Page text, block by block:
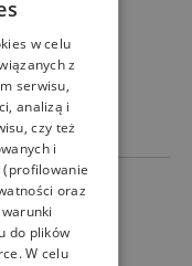
w celu
z
serwisu,
analizą i
czy też
i
oraz
do plików
W celu